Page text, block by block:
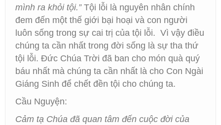
mình ra khỏi tội.”Tội lỗi là nguyên nhân chính
đem đến một thế giới bại hoại và con người
luôn sống trong sự cai trị của tội lỗi. Vì vậy điều
chúng ta cần nhất trong đời sống là sự tha thứ
tội lỗi. Đức Chúa Trời đã ban cho món quà quý
báu nhất mà chúng ta cần nhất là cho Con Ngài
Giáng Sinh để chết đền tội cho chúng ta.
Cầu Nguyện:
Cảm tạ Chúa đã quan tâm đến cuộc đời của